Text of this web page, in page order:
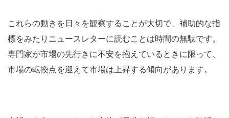
これらの動きを日々を観察することが大切で、補助的な指
標をみたりニュースレターに読むことは時間の無駄です。
専門家が市場の先行きに不安を抱えているときに限って、
市場の転換点を迎えて市場は上昇する傾向があります。